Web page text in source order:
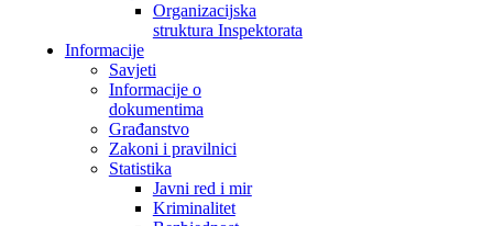
Organizacijska
struktura Inspektorata
Informacije
Savjeti
Informacije o
dokumentima
Građanstvo
Zakoni i pravilnici
Statistika
Javni red i mir
Kriminalitet